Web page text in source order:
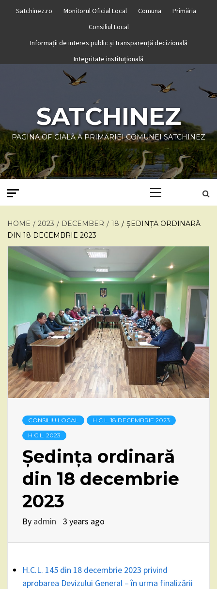
Satchinez.ro Monitorul Oficial Local Comuna
Primăria
Consiliul Local
Informații de interes public și transparență decizională
Integritate instituțională
SATCHINEZ
PAGINA OFICIALĂ A PRIMĂRIEI COMUNEI SATCHINEZ
HOME 2023 DECEMBER 18
ȘEDINȚA ORDINARĂ
DIN 18 DECEMBRIE 2023
CONSILIU LOCAL H.C.L. 18 DECEMBRIE 2023
H.C.L. 2023
Ședința ordinară
din 18 decembrie
2023
By admin 3 years ago
H.C.L. 145 din 18 decembrie 2023 privind
aprobarea Devizului General – în urma finalizării